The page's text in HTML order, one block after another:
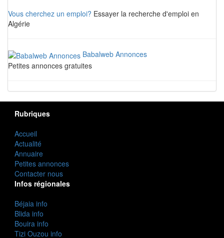
Vous cherchez un emploi? Essayer la recherche d'emploi en
Algérie
Babalweb Annonces
Petites annonces gratuites
Rubriques
Accueil
Actualité
Annuaire
Petites annonces
Contacter nous
Infos régionales
Béjaia info
Blida info
Bouira info
Tizi Ouzou info